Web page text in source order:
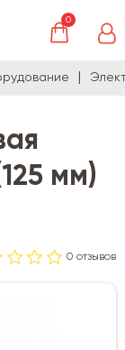
0
мм)
0 отзывов